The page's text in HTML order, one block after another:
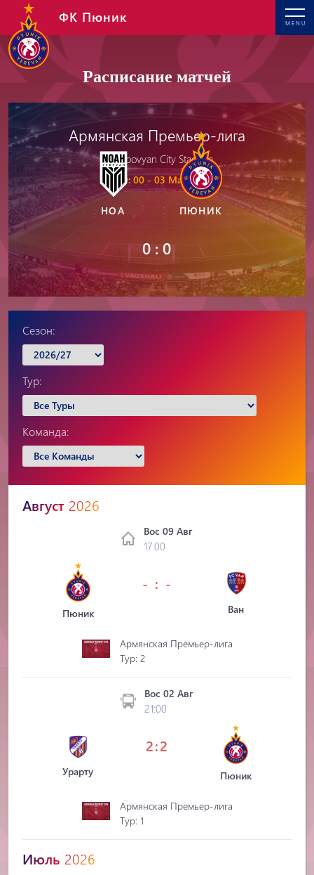
MENU
ФК Пюник
Расписание матчей
Армянская Премьер-лига
Abovyan City Stadium
19: 00 - 03 May, 2026
НОА
0 : 0
ПЮНИК
Сезон:
Тур:
Команда:
Август 2026
Вос 09 Авг
17:00
Пюник
- : -
Ван
Армянская Премьер-лига
Tур: 2
Вос 02 Авг
21:00
Урарту
2:2
Пюник
Армянская Премьер-лига
Tур: 1
Июль 2026